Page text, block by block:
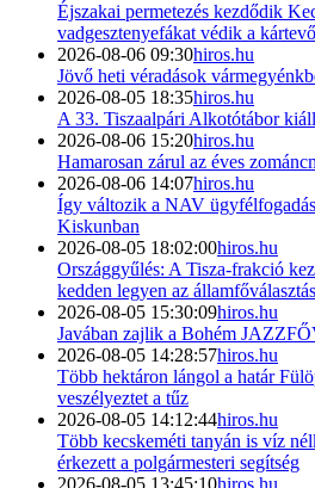
Éjszakai permetezés kezdődik
vadgesztenyefákat védik a
2026-08-06 09:30hiros.hu
Jövő heti véradások
2026-08-05 18:35hiros.hu
A 33. Tiszaalpári Alkotótábor
2026-08-06 15:20hiros.hu
Hamarosan zárul az éves
2026-08-06 14:07hiros.hu
Így változik a NAV
Kiskunban
2026-08-05 18:02:00hiros.hu
Országgyűlés: A Tisza-frakció
kedden legyen az államfőválasztás
2026-08-05 15:30:09hiros.hu
Javában zajlik a Bohém
2026-08-05 14:28:57hiros.hu
Több hektáron lángol a határ
veszélyeztet a tűz
2026-08-05 14:12:44hiros.hu
Több kecskeméti tanyán is víz
érkezett a polgármesteri segítség
2026-08-05 13:45:10hiros.hu